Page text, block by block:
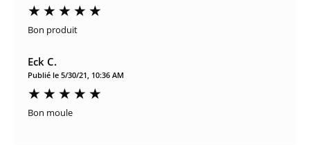
Bon produit
Eck C.
Publié le 5/30/21, 10:36 AM
Bon moule